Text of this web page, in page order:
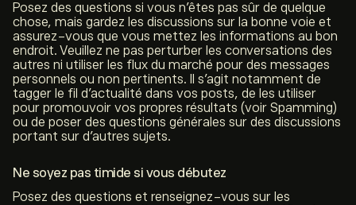
Posez des questions si vous n’êtes pas sûr de quelque
chose, mais gardez les discussions sur la bonne voie et
assurez-vous que vous mettez les informations au bon
endroit. Veuillez ne pas perturber les conversations des
autres ni utiliser les flux du marché pour des messages
personnels ou non pertinents. Il s’agit notamment de
tagger le fil d’actualité dans vos posts, de les utiliser
pour promouvoir vos propres résultats (voir Spamming)
ou de poser des questions générales sur des discussions
portant sur d’autres sujets.
Ne soyez pas timide si vous débutez
Posez des questions et renseignez-vous sur les